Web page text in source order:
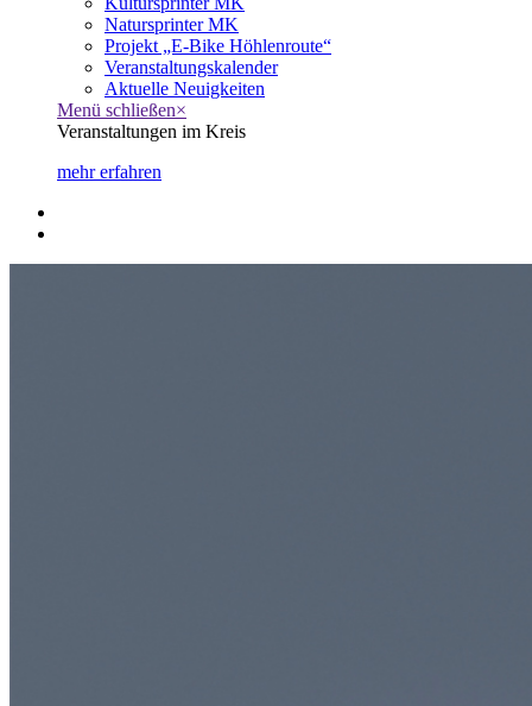
Natursprinter MK
Projekt „E-Bike Höhlenroute“
Veranstaltungskalender
Aktuelle Neuigkeiten
Menü schließen×
Veranstaltungen im Kreis
mehr erfahren